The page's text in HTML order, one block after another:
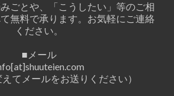
ごとや、「こうしたい」等のご相
無料で承ります。お気軽にご連絡
ください。
■メール
えてメールをお送りください）